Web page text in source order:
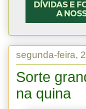
segunda-feira,
Sorte
na quina